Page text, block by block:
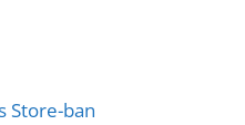
Store-ban